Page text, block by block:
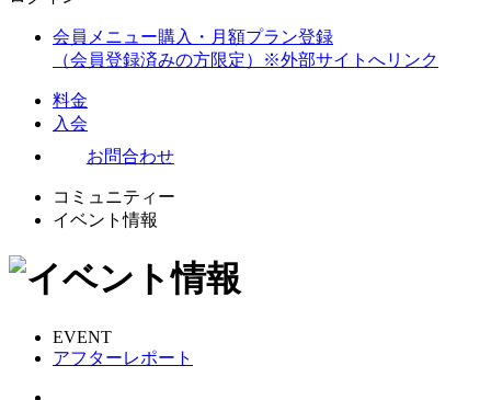
会員メニュー購入・月額プラン登録
（会員登録済みの方限定）
※外部サイトへリンク
料金
入会
お問合わせ
コミュニティー
イベント情報
EVENT
アフターレポート